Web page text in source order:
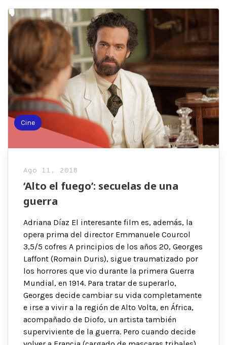
Cine
Ago 11, 2018
‘Alto el fuego’: secuelas de una
guerra
Adriana Díaz El interesante film es, además, la
opera prima del director Emmanuele Courcol
3,5/5 cofres A principios de los años 20, Georges
Laffont (Romain Duris), sigue traumatizado por
los horrores que vio durante la primera Guerra
Mundial, en 1914. Para tratar de superarlo,
Georges decide cambiar su vida completamente
e irse a vivir a la región de Alto Volta, en África,
acompañado de Diofo, un artista también
superviviente de la guerra. Pero cuando decide